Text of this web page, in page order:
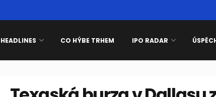
HEADLINES CO HÝBE TRHEM IPO RADAR